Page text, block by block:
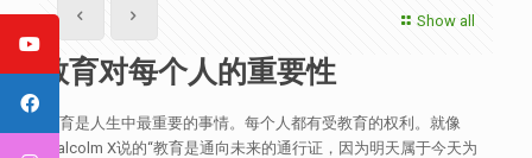
Show all
教育对每个人的重要性
教育是人生中最重要的事情。每个人都有受教育的权利。就像
Malcolm X说的“教育是通向未来的通行证，因为明天属于今天为